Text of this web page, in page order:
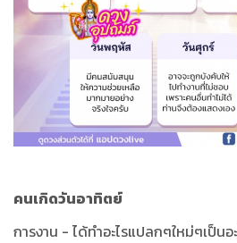
คนเกิดวันอาทิตย์
การงาน - ได้ทำอะไรแปลกๆใหม่ๆเป็น